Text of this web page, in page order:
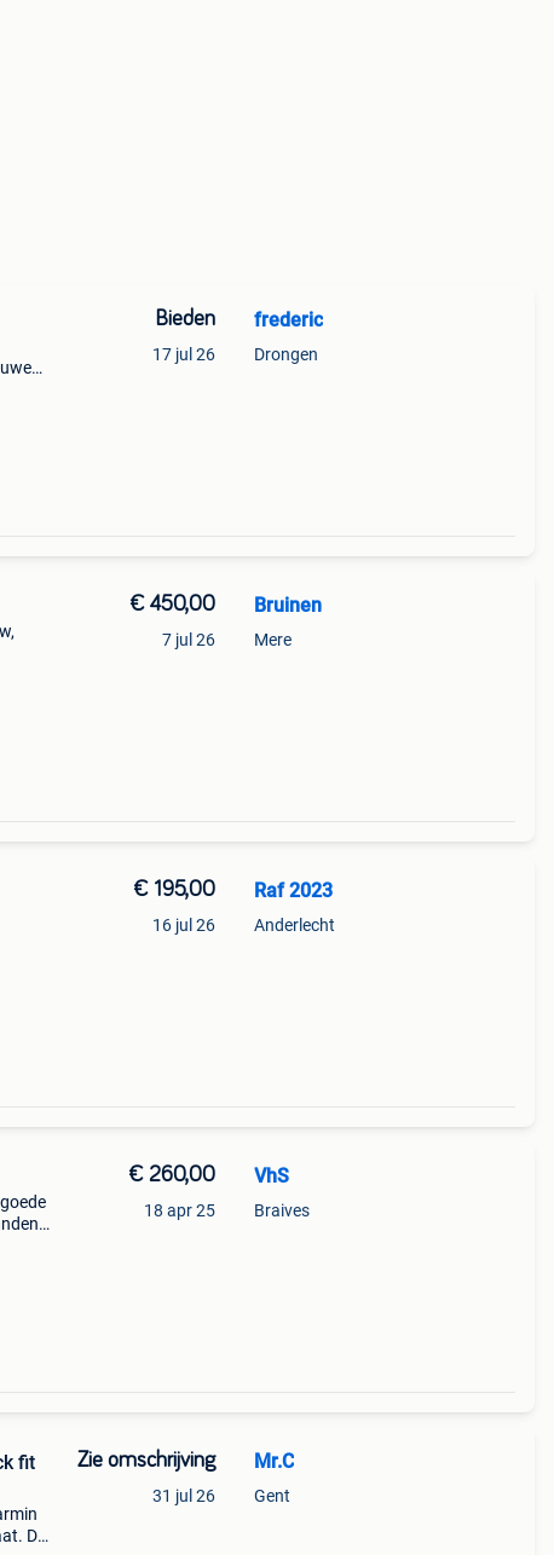
Bieden
17 jul 26
frederic
Drongen
€ 450,00
7 jul 26
Bruinen
Mere
€ 195,00
16 jul 26
Raf 2023
Anderlecht
€ 260,00
18 apr 25
VhS
Braives
fit
De
Zie omschrijving
31 jul 26
Mr.C
Gent